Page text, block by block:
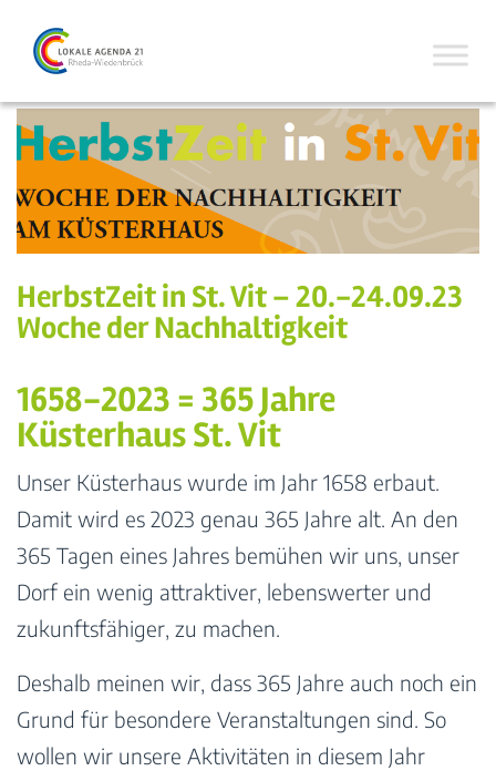
HerbstZeit in St. Vit – 20.-24.09.23
Woche der Nachhaltigkeit
1658-2023 = 365 Jahre
Küsterhaus St. Vit
Unser Küsterhaus wurde im Jahr 1658 erbaut.
Damit wird es 2023 genau 365 Jahre alt. An den
365 Tagen eines Jahres bemühen wir uns, unser
Dorf ein wenig attraktiver, lebenswerter und
zukunftsfähiger, zu machen.
Deshalb meinen wir, dass 365 Jahre auch noch ein
Grund für besondere Veranstaltungen sind. So
wollen wir unsere Aktivitäten in diesem Jahr